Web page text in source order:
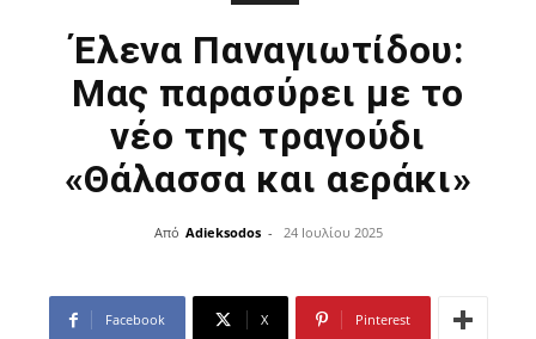
Έλενα Παναγιωτίδου:
Μας παρασύρει με το
νέο της τραγούδι
«Θάλασσα και αεράκι»
Από Adieksodos - 24 Ιουλίου 2025
Facebook X Pinterest